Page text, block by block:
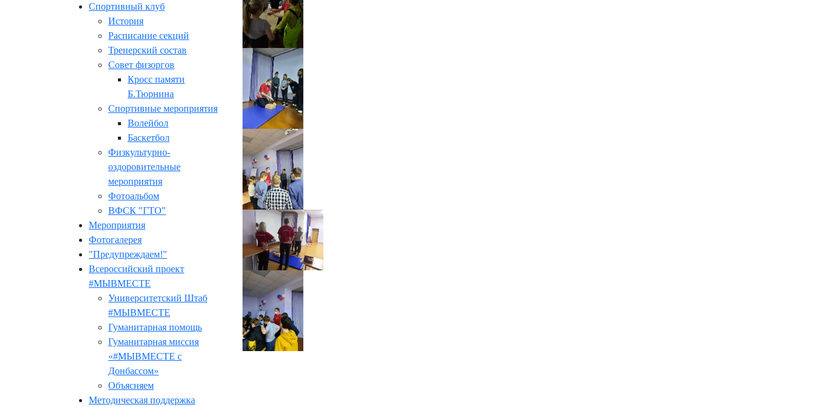
Спортивный клуб
История
Расписание секций
Тренерский состав
Совет физоргов
Кросс памяти
Б.Тюрнина
Спортивные мероприятия
Волейбол
Баскетбол
Физкультурно-
оздоровительные
мероприятия
Фотоальбом
ВФСК "ГТО"
Мероприятия
Фотогалерея
"Предупреждаем!"
Всероссийский проект
#МЫВМЕСТЕ
Университетский Штаб
#МЫВМЕСТЕ
Гуманитарная помощь
Гуманитарная миссия
«#МЫВМЕСТЕ с
Донбассом»
Объясняем
Методическая поддержка